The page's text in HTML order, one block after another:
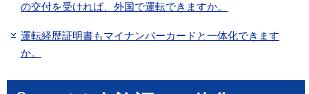
の交付を受ければ、外国で運転できますか。
運転経歴証明書もマイナンバーカードと一体化できます
か。